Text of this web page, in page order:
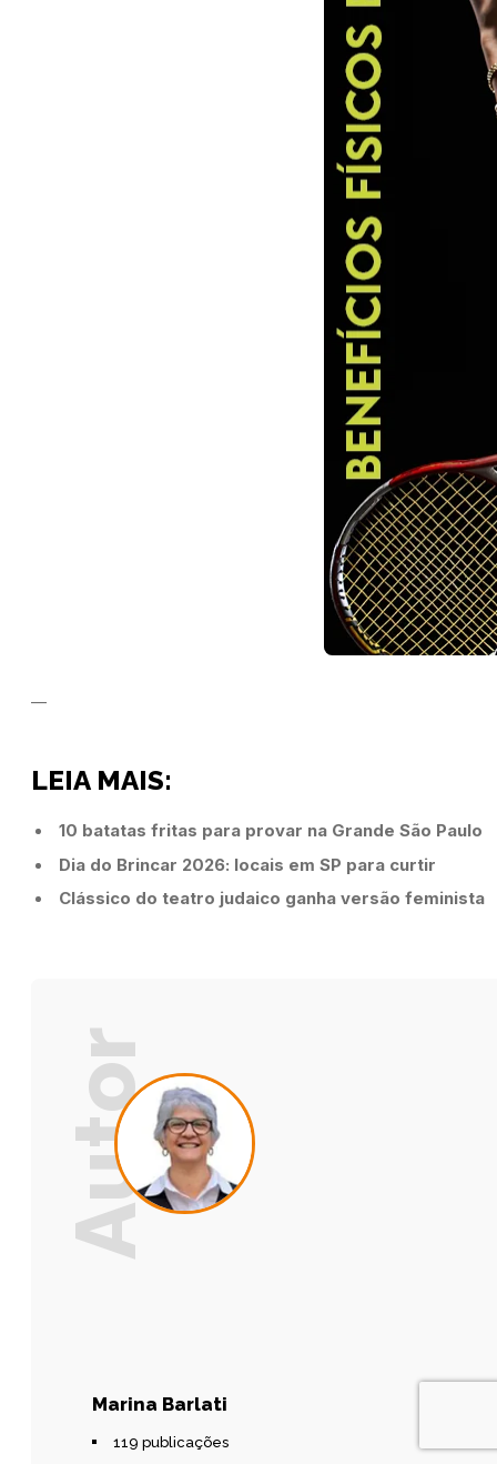
LEIA MAIS:
10 batatas fritas para provar na Grande São Paulo
Dia do Brincar 2026: locais em SP para curtir
Clássico do teatro judaico ganha versão feminista
Marina Barlati
119 publicações